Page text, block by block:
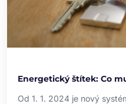
Energetický štítek: Co
Od 1. 1. 2024 je nový